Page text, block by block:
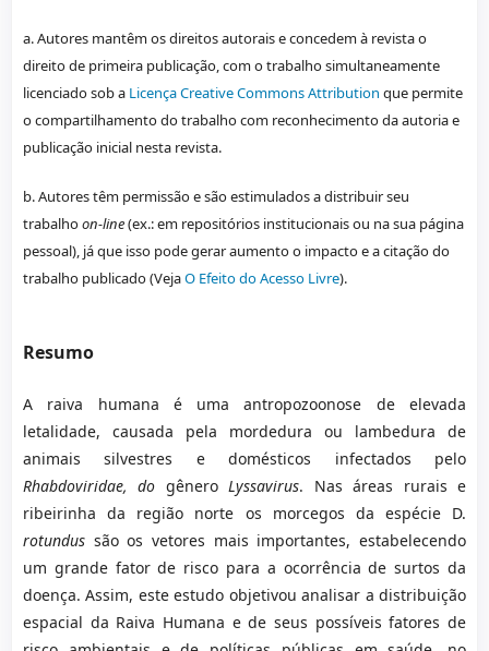
a. Autores mantêm os direitos autorais e concedem à revista o
direito de primeira publicação, com o trabalho simultaneamente
licenciado sob a Licença Creative Commons Attribution que permite
o compartilhamento do trabalho com reconhecimento da autoria e
publicação inicial nesta revista.
b. Autores têm permissão e são estimulados a distribuir seu
trabalhoon-line(ex.: em repositórios institucionais ou na sua página
pessoal), já que isso pode gerar aumento o impacto e a citação do
trabalho publicado (VejaO Efeito do Acesso Livre).
Resumo
A raiva humana é uma antropozoonose de elevada
letalidade, causada pela mordedura ou lambedura de
animais silvestres e domésticos infectados pelo
Rhabdoviridae, do gêneroLyssavirus. Nas áreas rurais e
ribeirinha da região norte os morcegos da espécie D.
rotundus são os vetores mais importantes, estabelecendo
um grande fator de risco para a ocorrência de surtos da
doença. Assim, este estudo objetivou analisar a distribuição
espacial da Raiva Humana e de seus possíveis fatores de